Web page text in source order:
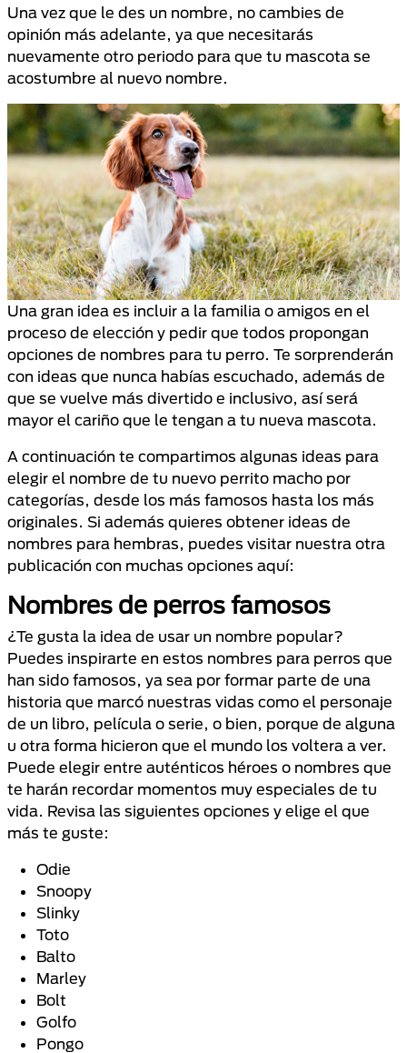
Una vez que le des un nombre, no cambies de
opinión más adelante, ya que necesitarás
nuevamente otro periodo para que tu mascota se
acostumbre al nuevo nombre.
Una gran idea es incluir a la familia o amigos en el
proceso de elección y pedir que todos propongan
opciones de nombres para tu perro. Te sorprenderán
con ideas que nunca habías escuchado, además de
que se vuelve más divertido e inclusivo, así será
mayor el cariño que le tengan a tu nueva mascota.
A continuación te compartimos algunas ideas para
elegir el nombre de tu nuevo perrito macho por
categorías, desde los más famosos hasta los más
originales. Si además quieres obtener ideas de
nombres para hembras, puedes visitar nuestra otra
publicación con muchas opciones aquí:
Nombres de perros famosos
¿Te gusta la idea de usar un nombre popular?
Puedes inspirarte en estos nombres para perros que
han sido famosos, ya sea por formar parte de una
historia que marcó nuestras vidas como el personaje
de un libro, película o serie, o bien, porque de alguna
u otra forma hicieron que el mundo los voltera a ver.
Puede elegir entre auténticos héroes o nombres que
te harán recordar momentos muy especiales de tu
vida. Revisa las siguientes opciones y elige el que
más te guste:
Odie
Snoopy
Slinky
Toto
Balto
Marley
Bolt
Golfo
Pongo